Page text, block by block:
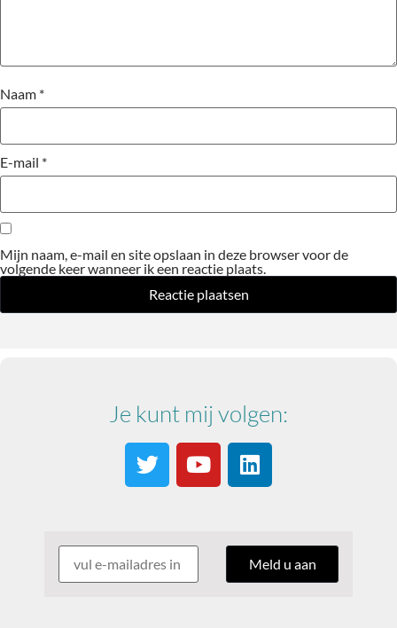
Naam *
E-mail *
Mijn naam, e-mail en site opslaan in deze browser voor de
volgende keer wanneer ik een reactie plaats.
Je kunt mij volgen: